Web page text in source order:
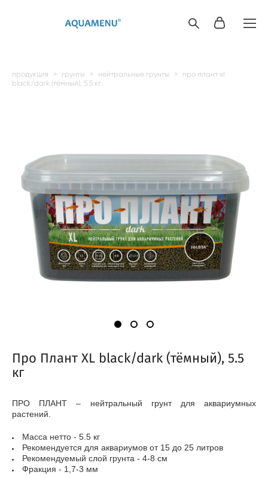
продукция > грунты > нейтральные грунты > про плант xl
black/dark (тёмный), 5.5 кг
Про Плант XL black/dark (тёмный), 5.5
кг
ПРО ПЛАНТ – нейтральный грунт для аквариумных
растений.
Масса нетто - 5.5 кг
Рекомендуется для аквариумов от 15 до 25 литров
Рекомендуемый слой грунта - 4-8 см
Фракция - 1,7-3 мм